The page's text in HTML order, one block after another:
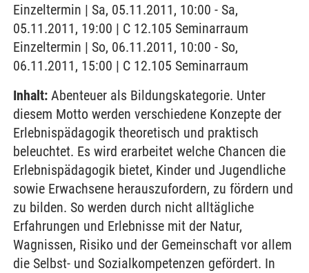
Einzeltermin | Sa, 05.11.2011, 10:00 - Sa,
05.11.2011, 19:00 | C 12.105 Seminarraum
Einzeltermin | So, 06.11.2011, 10:00 - So,
06.11.2011, 15:00 | C 12.105 Seminarraum
Inhalt: Abenteuer als Bildungskategorie. Unter
diesem Motto werden verschiedene Konzepte der
Erlebnispädagogik theoretisch und praktisch
beleuchtet. Es wird erarbeitet welche Chancen die
Erlebnispädagogik bietet, Kinder und Jugendliche
sowie Erwachsene herauszufordern, zu fördern und
zu bilden. So werden durch nicht alltägliche
Erfahrungen und Erlebnisse mit der Natur,
Wagnissen, Risiko und der Gemeinschaft vor allem
die Selbst- und Sozialkompetenzen gefördert. In